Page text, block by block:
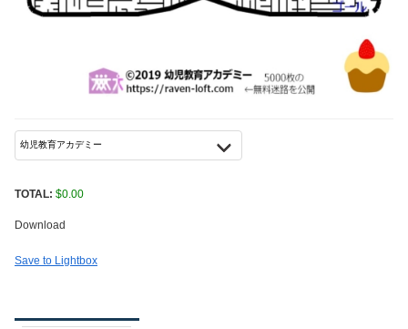
TOTAL: $0.00
Download
Save to Lightbox